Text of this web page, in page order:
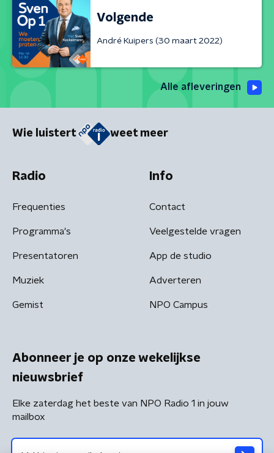
Volgende
André Kuipers (30 maart 2022)
Alle afleveringen
Wie luistert weet meer
Radio
Frequenties
Programma's
Presentatoren
Muziek
Gemist
Info
Contact
Veelgestelde vragen
App de studio
Adverteren
NPO Campus
Abonneer je op onze wekelijkse
nieuwsbrief
Elke zaterdag het beste van NPO Radio 1 in jouw
mailbox